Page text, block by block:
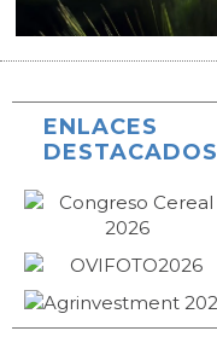
ENLACES
DESTACADOS